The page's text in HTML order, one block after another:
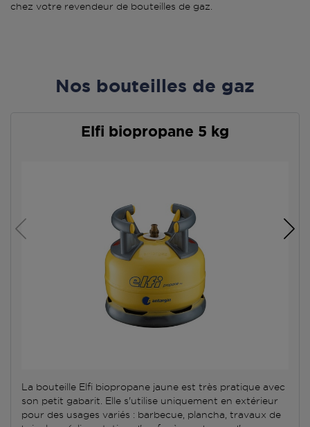
chez votre revendeur de bouteilles de gaz.
Nos bouteilles de gaz
Elfi biopropane 5 kg
La bouteille Elfi biopropane jaune est très pratique avec
son petit gabarit. Elle s'utilise uniquement en extérieur
pour des usages variés : barbecue, plancha, travaux de